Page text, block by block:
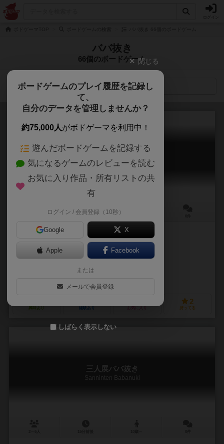
ババ抜き
66個のボードゲーム
検索メニュー
犬ババ抜き1+
inu babanuki1+
作品説明文の編集者を募集中
未登録
興味あり 経験あり
2
持ってる
三人展ババ抜き
Sanninten Babanuki
閉じる
ボードゲームのプレイ履歴を記録し
て、
自分のデータを管理しませんか？
約75,000人がボドゲーマを利用中！
遊んだボードゲームを記録する
気になるゲームのレビューを読む
お気に入り作品・所有リストの共
有
ログイン / 会員登録（10秒）
Google X
Apple Facebook
または
メールで会員登録
しばらく表示しない